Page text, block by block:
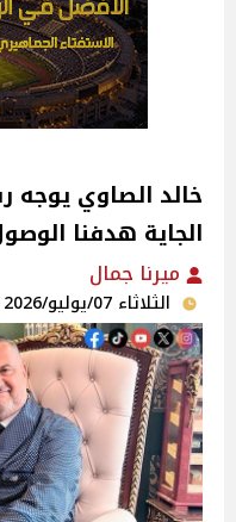
خالد الصاوي يوجه
الجاية هدفنا
ميرنا جمال
الثلاثاء 07/يوليو/2026 - 10:46 م